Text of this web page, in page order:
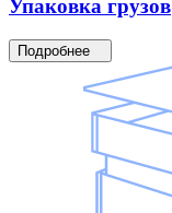
Упаковка грузов
Подробнее